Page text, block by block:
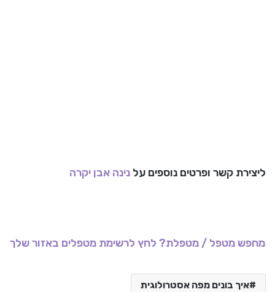
ליצירת קשר ופרטים נוספים על נינה אבן יקרה
מחפש מטפל / מטפלת? לחץ לרשימת מטפלים באזור שלך
איך בונים מפה אסטרולוגית